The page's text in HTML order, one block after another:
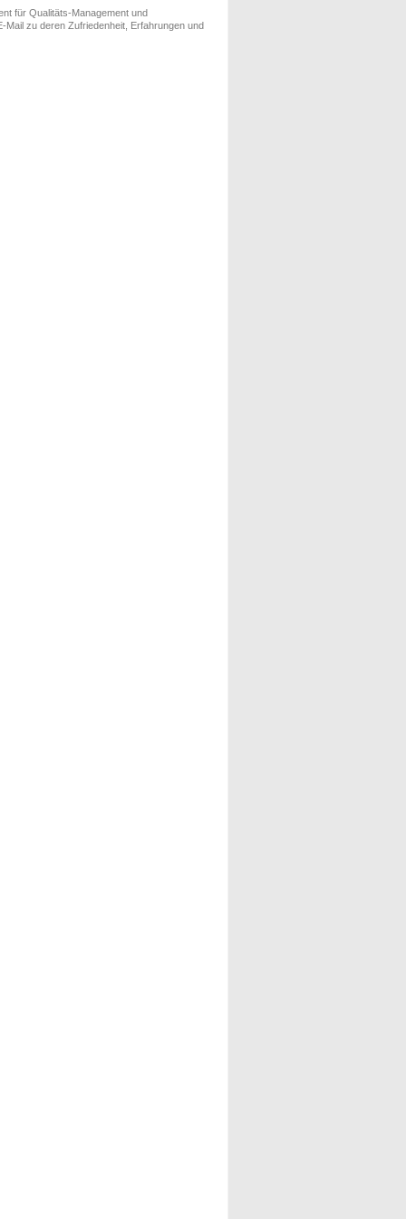
für Qualitäts-Management und
zu deren Zufriedenheit, Erfahrungen und